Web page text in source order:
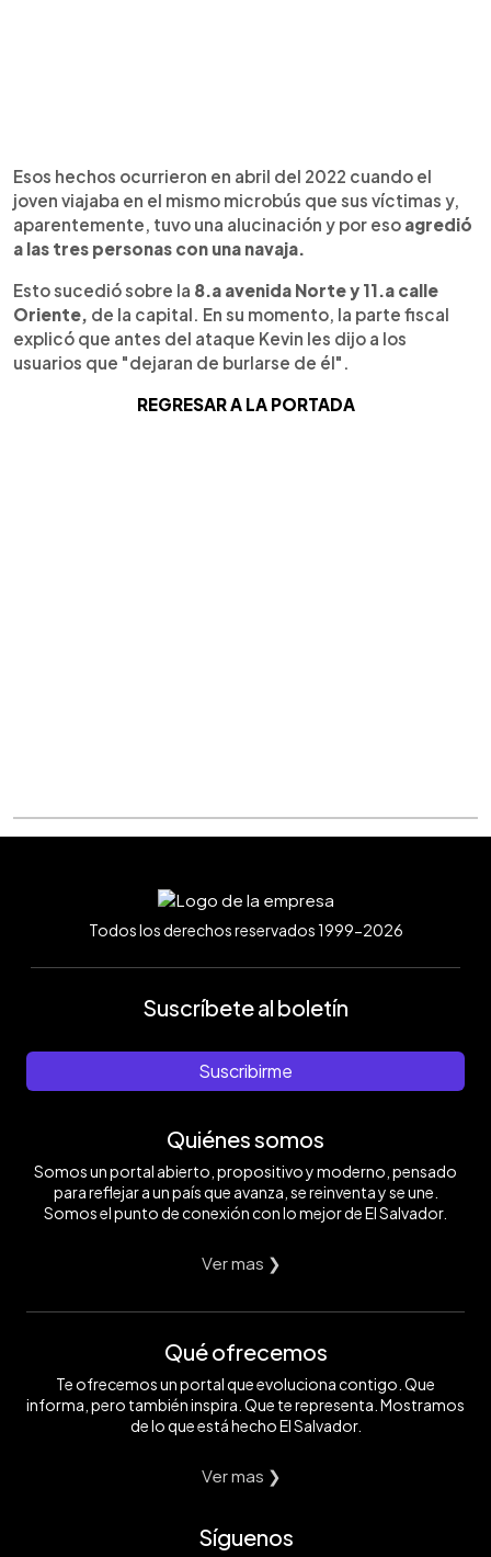
Esos hechos ocurrieron en abril del 2022 cuando el
joven viajaba en el mismo microbús que sus víctimas y,
aparentemente, tuvo una alucinación y por eso agredió
a las tres personas con una navaja.
Esto sucedió sobre la 8.a avenida Norte y 11.a calle
Oriente, de la capital. En su momento, la parte fiscal
explicó que antes del ataque Kevin les dijo a los
usuarios que "dejaran de burlarse de él".
REGRESAR A LA PORTADA
Todos los derechos reservados 1999-2026
Suscríbete al boletín
Suscribirme
Quiénes somos
Somos un portal abierto, propositivo y moderno, pensado
para reflejar a un país que avanza, se reinventa y se une.
Somos el punto de conexión con lo mejor de El Salvador.
Ver mas ❯
Qué ofrecemos
Te ofrecemos un portal que evoluciona contigo. Que
informa, pero también inspira. Que te representa. Mostramos
de lo que está hecho El Salvador.
Ver mas ❯
Síguenos